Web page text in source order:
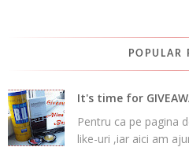
POPULAR
It's time for
Pentru ca pe pagina
like-uri ,iar aici am